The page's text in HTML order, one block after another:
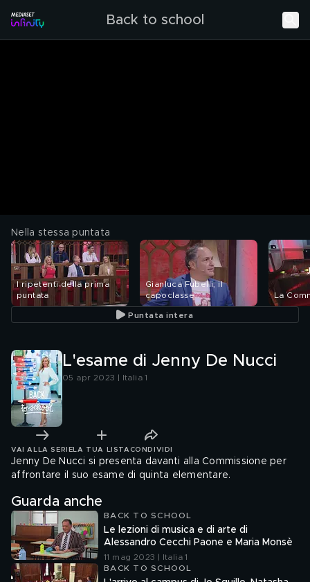
Back to school
Nella stessa puntata
I ripetenti della prima
puntata
Gianluca Fubelli, il
capoclasse
La
Puntata intera
L'esame di Jenny De Nucci
05 apr 2023 | Italia 1
VAI ALLA SERIE LA TUA LISTA CONDIVIDI
Jenny De Nucci si presenta davanti alla Commissione per
affrontare il suo esame di quinta elementare.
Guarda anche
BACK TO SCHOOL
Le lezioni di musica e di arte di
Alessandro Cecchi Paone e Maria Monsè
11 mag 2023 | Italia 1
BACK TO SCHOOL